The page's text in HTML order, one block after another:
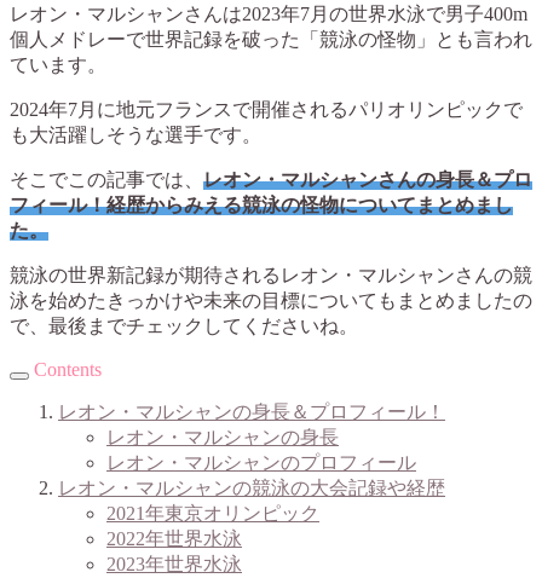
レオン・マルシャンさんは2023年7月の世界水泳で男子400m
個人メドレーで世界記録を破った「競泳の怪物」とも言われ
ています。
2024年7月に地元フランスで開催されるパリオリンピックで
も大活躍しそうな選手です。
そこでこの記事では、 レオン・マルシャンさんの身長＆プロ
フィール！経歴からみえる競泳の怪物についてまとめまし
た。
競泳の世界新記録が期待されるレオン・マルシャンさんの競
泳を始めたきっかけや未来の目標についてもまとめましたの
で、最後までチェックしてくださいね。
Contents
レオン・マルシャンの身長＆プロフィール！
レオン・マルシャンの身長
レオン・マルシャンのプロフィール
レオン・マルシャンの競泳の大会記録や経歴
2021年東京オリンピック
2022年世界水泳
2023年世界水泳